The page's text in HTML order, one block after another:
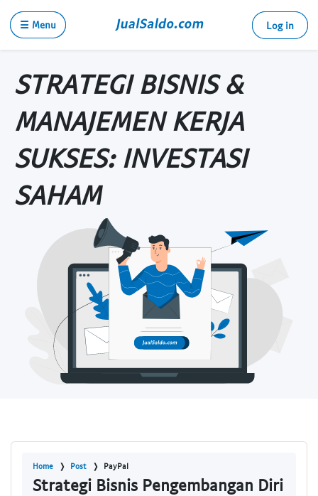
☰ Menu Log in
STRATEGI BISNIS &
MANAJEMEN KERJA
SUKSES: INVESTASI
SAHAM
Home Post PayPal
Strategi Bisnis Pengembangan Diri